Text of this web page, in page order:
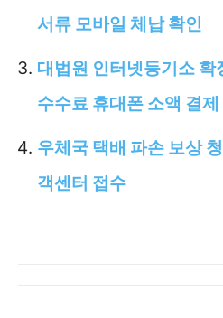
서류 모바일 체납 확인
대법원 인터넷등기소
수수료 휴대폰 소액 결제
우체국 택배 파손 보상
객센터 접수